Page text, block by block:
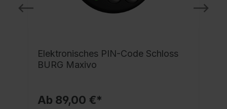
Elektronisches PIN-Code Schloss
BURG Maxivo
Ab 89,00 €*